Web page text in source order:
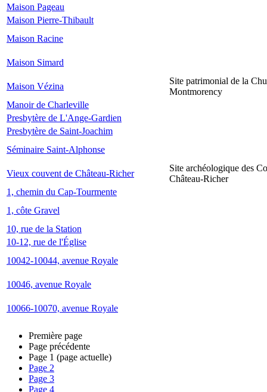
Maison Pageau
Maison Pierre-Thibault
Maison Racine
Maison Simard
Maison Vézina
Site patrimonial de la
Montmorency
Manoir de Charleville
Presbytère de L'Ange-Gardien
Presbytère de Saint-Joachim
Séminaire Saint-Alphonse
Vieux couvent de Château-Richer
Site archéologique des
Château-Richer
1, chemin du Cap-Tourmente
1, côte Gravel
10, rue de la Station
10-12, rue de l'Église
10042-10044, avenue Royale
10046, avenue Royale
10066-10070, avenue Royale
Première page
Page précédente
Page 1 (page actuelle)
Page 2
Page 3
Page 4